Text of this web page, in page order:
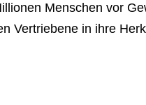
Menschen vor
Vertriebene in ihre